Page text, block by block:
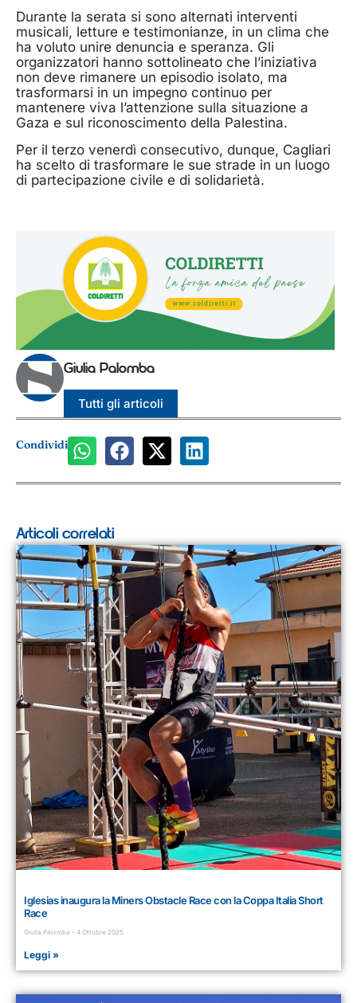
Durante la serata si sono alternati interventi
musicali, letture e testimonianze, in un clima che
ha voluto unire denuncia e speranza. Gli
organizzatori hanno sottolineato che l’iniziativa
non deve rimanere un episodio isolato, ma
trasformarsi in un impegno continuo per
mantenere viva l’attenzione sulla situazione a
Gaza e sul riconoscimento della Palestina.
Per il terzo venerdì consecutivo, dunque, Cagliari
ha scelto di trasformare le sue strade in un luogo
di partecipazione civile e di solidarietà.
Giulia Palomba
Tutti gli articoli
Condividi
Articoli correlati
Iglesias inaugura la Miners Obstacle Race con la Coppa Italia Short
Race
Giulia Palomba 4 Ottobre 2025
Leggi »